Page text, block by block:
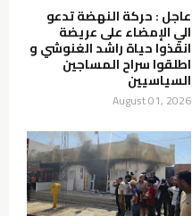
عاجل : حركة النهضة تدعو
الي الإمضاء على عريضة
انقذوا حياة راشد الغنوشي و
اطلقوا سراح المساجين
السياسيين
August 01, 2026